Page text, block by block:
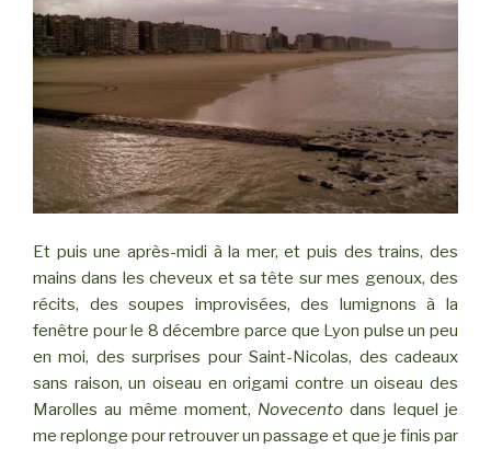
Et puis une après-midi à la mer, et puis des trains, des
mains dans les cheveux et sa tête sur mes genoux, des
récits, des soupes improvisées, des lumignons à la
fenêtre pour le 8 décembre parce que Lyon pulse un peu
en moi, des surprises pour Saint-Nicolas, des cadeaux
sans raison, un oiseau en origami contre un oiseau des
Marolles au même moment, Novecentodans lequel je
me replonge pour retrouver un passage et que je finis par